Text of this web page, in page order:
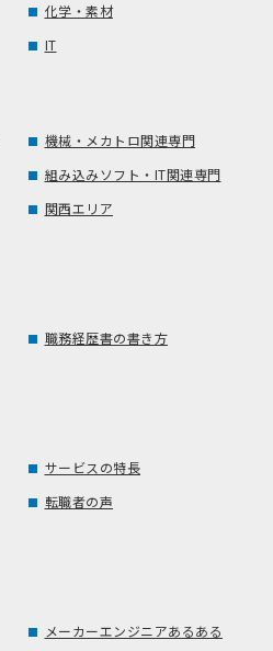
化学・素材
IT
機械・メカトロ関連専門
組み込みソフト・IT関連専門
関西エリア
職務経歴書の書き方
サービスの特長
転職者の声
メーカーエンジニアあるある